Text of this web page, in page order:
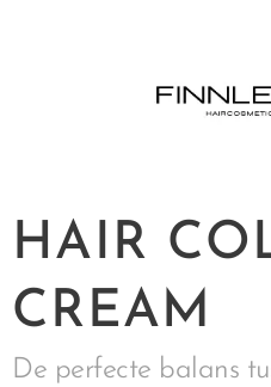
HAIR
CREAM
De perfecte balans